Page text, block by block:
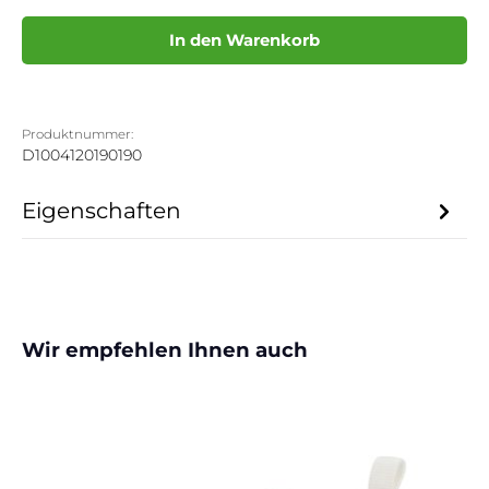
In den Warenkorb
Produktnummer:
D1004120190190
Eigenschaften
Produktgalerie überspringen
Wir empfehlen Ihnen auch